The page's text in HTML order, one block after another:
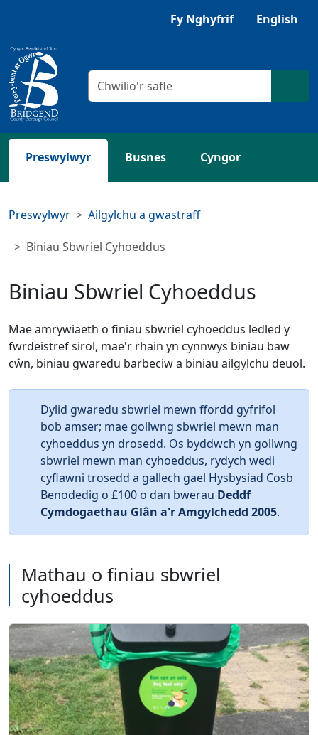
Gwrandewch gyda Browsealoud
Fy Nghyfrif English
Meini prawf chwilio
Preswylwyr Busnes Cyngor
Preswylwyr Ailgylchu a gwastraff
Biniau Sbwriel Cyhoeddus
Biniau Sbwriel Cyhoeddus
Mae amrywiaeth o finiau sbwriel cyhoeddus ledled y
fwrdeistref sirol, mae'r rhain yn cynnwys biniau baw
cŵn, biniau gwaredu barbeciw a biniau ailgylchu deuol.
Dylid gwaredu sbwriel mewn ffordd gyfrifol
bob amser; mae gollwng sbwriel mewn man
cyhoeddus yn drosedd. Os byddwch yn gollwng
sbwriel mewn man cyhoeddus, rydych wedi
cyflawni trosedd a gallech gael Hysbysiad Cosb
Benodedig o £100 o dan bwerau Deddf
Cymdogaethau Glân a'r Amgylchedd 2005.
Mathau o finiau sbwriel
cyhoeddus